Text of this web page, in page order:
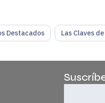
para seguir creciendo
Destacados Las Claves